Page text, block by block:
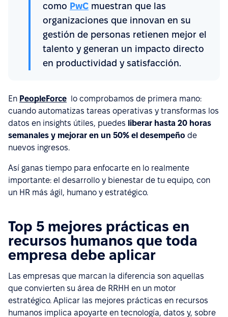
como PwC muestran que las
organizaciones que innovan en su
gestión de personas retienen mejor el
talento y generan un impacto directo
en productividad y satisfacción.
En PeopleForce lo comprobamos de primera mano:
cuando automatizas tareas operativas y transformas los
datos en insights útiles, puedes liberar hasta 20 horas
semanales y mejorar en un 50% el desempeño de
nuevos ingresos.
Así ganas tiempo para enfocarte en lo realmente
importante: el desarrollo y bienestar de tu equipo, con
un HR más ágil, humano y estratégico.
Top 5 mejores prácticas en
recursos humanos que toda
empresa debe aplicar
Las empresas que marcan la diferencia son aquellas
que convierten su área de RRHH en un motor
estratégico. Aplicar las mejores prácticas en recursos
humanos implica apoyarte en tecnología, datos y, sobre